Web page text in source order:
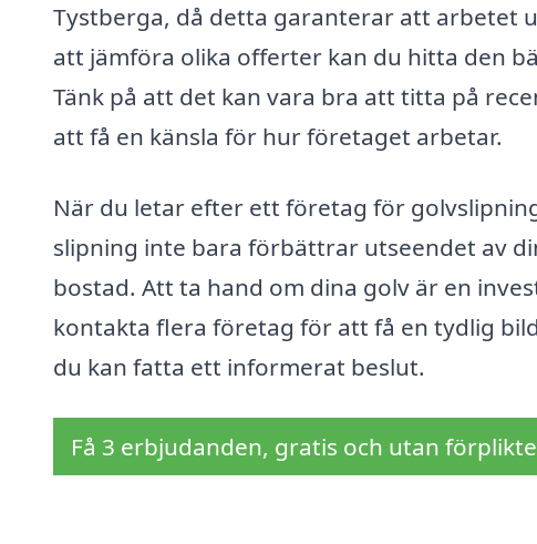
Tystberga, då detta garanterar att arbetet
att jämföra olika offerter kan du hitta den
Tänk på att det kan vara bra att titta på
att få en känsla för hur företaget arbetar.
När du letar efter ett företag för
slipning inte bara förbättrar utseendet av
bostad. Att ta hand om dina golv är en
kontakta flera företag för att få en tydlig
du kan fatta ett informerat beslut.
Få 3 erbjudanden, gratis och utan